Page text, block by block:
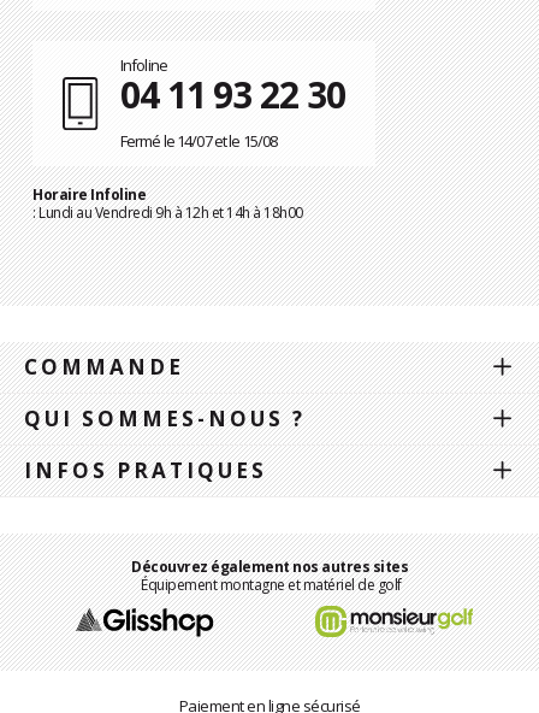
Infoline
04 11 93 22 30
Fermé le 14/07 et le 15/08
Horaire Infoline
: Lundi au Vendredi 9h à 12h et 14h à 18h00
COMMANDE
QUI SOMMES-NOUS ?
INFOS PRATIQUES
Découvrez également nos autres sites
Équipement montagne et matériel de golf
Paiement en ligne sécurisé